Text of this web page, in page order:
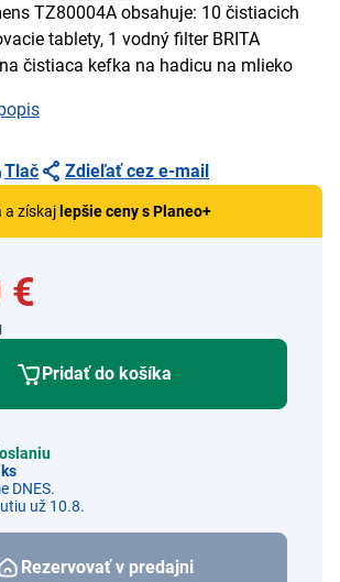
TZ80004A obsahuje: 10 čistiacich
tablety, 1 vodný filter BRITA
čistiaca kefka na hadicu na mlieko
Tlač Zdieľať cez e-mail
a získaj lepšie ceny s Planeo+
€
Pridať do košíka
DNES.
už 10.8.
Rezervovať v predajni